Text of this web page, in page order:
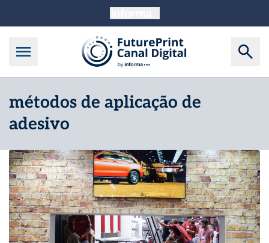
métodos de aplicação de
adesivo